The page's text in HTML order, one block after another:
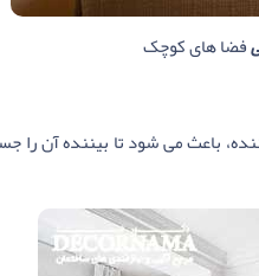
فضا های کوچک
باعث می شود تا بیننده